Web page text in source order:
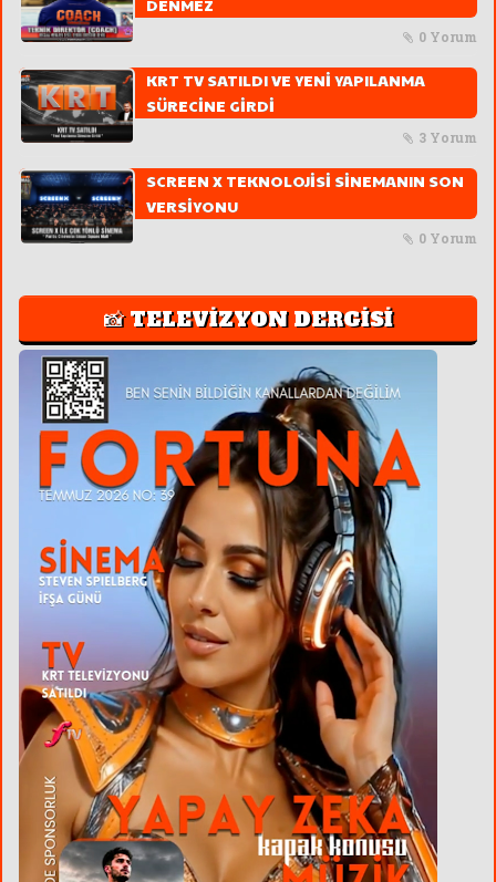
DENMEZ
0 Yorum
KRT TV SATILDI VE YENİ YAPILANMA
SÜRECİNE GİRDİ
3 Yorum
SCREEN X TEKNOLOJİSİ SİNEMANIN SON
VERSİYONU
0 Yorum
📸 TELEVİZYON DERGİSİ